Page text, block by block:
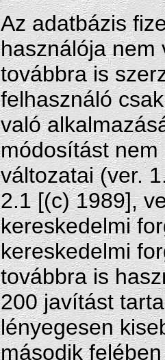
Az adatbázis
használója nem
továbbra is
felhasználó
való
módosítást nem
változatai (ver.
2.1 [(c) 1989],
kereskedelmi
kereskedelmi
továbbra is
200 javítást
lényegesen
második